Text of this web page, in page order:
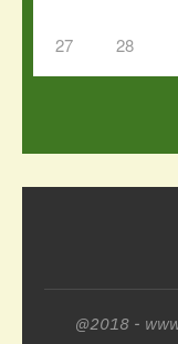
27 28
@2018 -